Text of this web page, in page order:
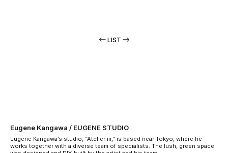
LIST
Eugene Kangawa / EUGENE STUDIO
Eugene Kangawa’s studio, “Atelier iii,” is based near Tokyo, where he
works together with a diverse team of specialists. The lush, green space